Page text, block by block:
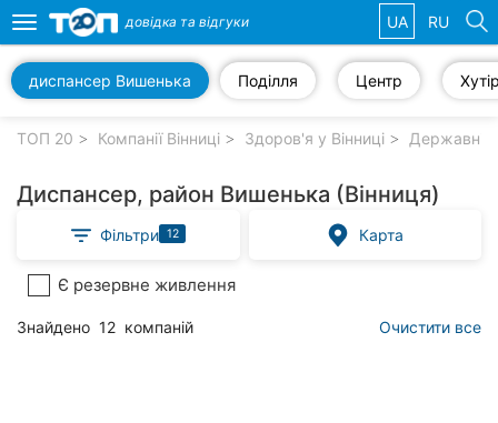
компанії
Toggle
navigation
довідка та відгуки UA RU
Поділля
диспансер Вишенька Центр
ТОП 20 Компанії Вінниці Здоров'я у Вінниці Державні
Диспансер, район Вишенька (Вінниця)
Фільтри 12 Карта
Є резервне живлення
Знайдено 12 компаній Очистити все